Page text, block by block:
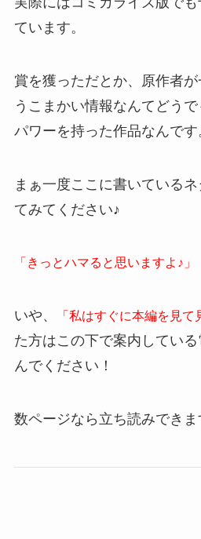
ています。
賞を獲っただとか、原作者
うこまかい情報なんてどう
パワーを持った作品なんです
まぁ一度ここに書いている
てみてください♪
「きっとハマると思いますよ♪」
いや、 「私はすぐに本編を見て
た方はこの下で案内してい
んでください！
数ページなら立ち読みできま